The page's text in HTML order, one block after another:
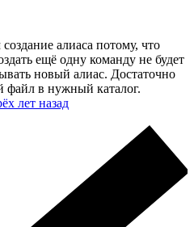
алиаса потому, что
ещё одну команду не будет
новый алиас. Достаточно
в нужный каталог.
лет назад